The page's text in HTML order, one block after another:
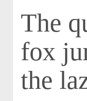
The
fox
the